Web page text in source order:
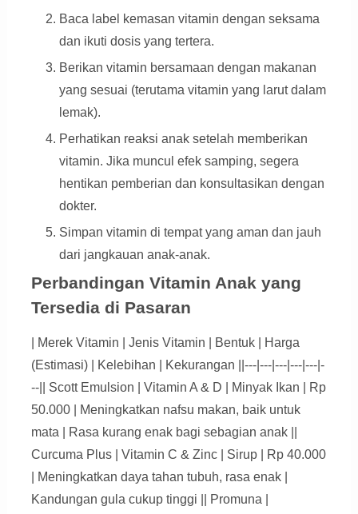
Baca label kemasan vitamin dengan seksama
dan ikuti dosis yang tertera.
Berikan vitamin bersamaan dengan makanan
yang sesuai (terutama vitamin yang larut dalam
lemak).
Perhatikan reaksi anak setelah memberikan
vitamin. Jika muncul efek samping, segera
hentikan pemberian dan konsultasikan dengan
dokter.
Simpan vitamin di tempat yang aman dan jauh
dari jangkauan anak-anak.
Perbandingan Vitamin Anak yang
Tersedia di Pasaran
| Merek Vitamin | Jenis Vitamin | Bentuk | Harga
(Estimasi) | Kelebihan | Kekurangan ||---|---|---|---|---|-
--|| Scott Emulsion | Vitamin A & D | Minyak Ikan | Rp
50.000 | Meningkatkan nafsu makan, baik untuk
mata | Rasa kurang enak bagi sebagian anak ||
Curcuma Plus | Vitamin C & Zinc | Sirup | Rp 40.000
| Meningkatkan daya tahan tubuh, rasa enak |
Kandungan gula cukup tinggi || Promuna |